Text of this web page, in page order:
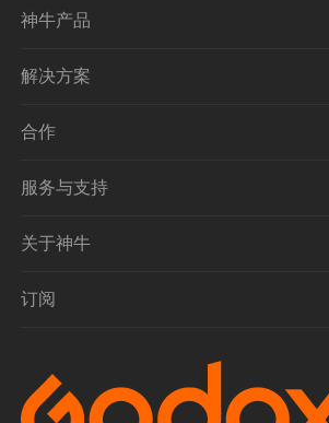
神牛产品
解决方案
合作
服务与支持
关于神牛
订阅